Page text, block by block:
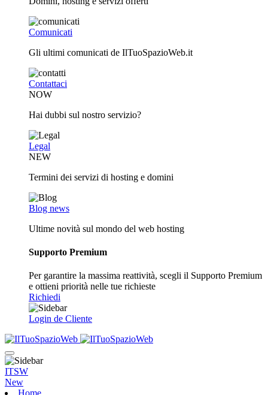
Comunicati
Gli ultimi comunicati de IlTuoSpazioWeb.it
Contattaci
NOW
Hai dubbi sul nostro servizio?
Legal
NEW
Termini dei servizi di hosting e domini
Blog news
Ultime novità sul mondo del web hosting
Supporto Premium
Per garantire la massima reattività, scegli il Supporto Premium
e ottieni priorità nelle tue richieste
Richiedi
Login de Cliente
ITSW
New